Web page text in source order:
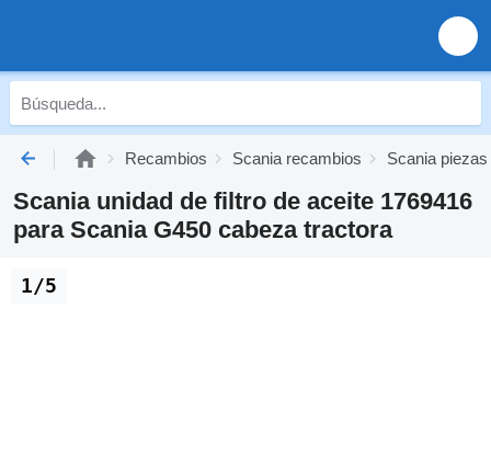
Recambios Scania recambios Scania
Scania unidad de filtro de aceite 1769416
para Scania G450 cabeza tractora
1/5